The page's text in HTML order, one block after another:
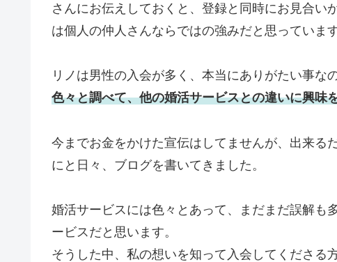
さんにお伝えしておくと、登録と同時にお見合い
は個人の仲人さんならではの強みだと思っています
リノは男性の入会が多く、本当にありがたい事な
色々と調べて、他の婚活サービスとの違いに興味
今までお金をかけた宣伝はしてませんが、出来る
にと日々、ブログを書いてきました。
婚活サービスには色々とあって、まだまだ誤解も
ービスだと思います。
そうした中、私の想いを知って入会してくださる